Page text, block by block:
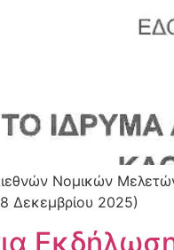
Νομικών
Δεκεμβρίου 2025)